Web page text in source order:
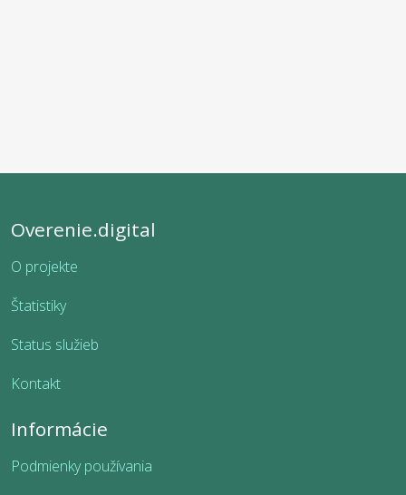
Overenie.digital
O projekte
Štatistiky
Status služieb
Kontakt
Informácie
Podmienky používania